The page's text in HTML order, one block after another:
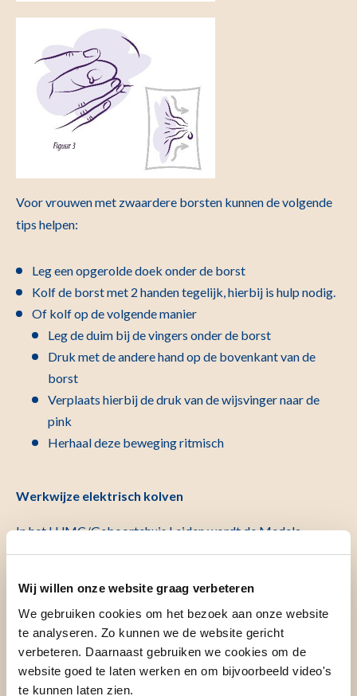
Wij willen onze website graag verbeteren
We gebruiken cookies om het bezoek aan onze website
te analyseren. Zo kunnen we de website gericht
verbeteren. Daarnaast gebruiken we cookies om de
website goed te laten werken en om bijvoorbeeld video's
te kunnen laten zien.
Voor vrouwen met zwaardere borsten kunnen de volgende
tips helpen:
Leg een opgerolde doek onder de borst
Kolf de borst met 2 handen tegelijk, hierbij is hulp nodig.
Of kolf op de volgende manier
Leg de duim bij de vingers onder de borst
Druk met de andere hand op de bovenkant van de
borst
Verplaats hierbij de druk van de wijsvinger naar de
pink
Herhaal deze beweging ritmisch
Werkwijze elektrisch kolven
In het LUMC/Geboortehuis Leiden wordt de Medela
Symphony kolf gebruikt. De Symphony kolf is speciaal
ondersteunen bij het opgang brengen en in stand houden
van een goede melkproductie als de baby daar toe niet in
staat is. De Symphony kolf beschikt over 2
kolfprogramma’s. Moeder die voor 36 weken bevallen
starten met het INITIATE-programma. Moeders die na 36